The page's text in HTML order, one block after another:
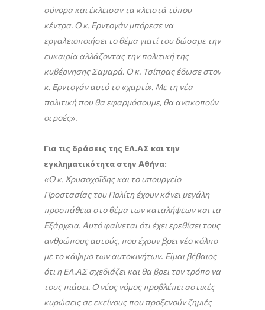
σύνορα και έκλεισαν τα κλειστά τύπου
κέντρα. Ο κ. Ερντογάν μπόρεσε να
εργαλειοποιήσει το θέμα γιατί του δώσαμε την
ευκαιρία αλλάζοντας την πολιτική της
κυβέρνησης Σαμαρά. Ο κ. Τσίπρας έδωσε στον
κ. Ερντογάν αυτό το «χαρτί». Με τη νέα
πολιτική που θα εφαρμόσουμε, θα ανακοπούν
οι ροές».
Για τις δράσεις της ΕΛ.ΑΣ και την
εγκληματικότητα στην Αθήνα:
«Ο κ. Χρυσοχοΐδης και το υπουργείο
Προστασίας του Πολίτη έχουν κάνει μεγάλη
προσπάθεια στο θέμα των καταλήψεων και τα
Εξάρχεια. Αυτό φαίνεται ότι έχει ερεθίσει τους
ανθρώπους αυτούς, που έχουν βρει νέο κόλπο
με το κάψιμο των αυτοκινήτων. Είμαι βέβαιος
ότι η ΕΛ.ΑΣ σχεδιάζει και θα βρει τον τρόπο να
τους πιάσει. Ο νέος νόμος προβλέπει αστικές
κυρώσεις σε εκείνους που προξενούν ζημιές